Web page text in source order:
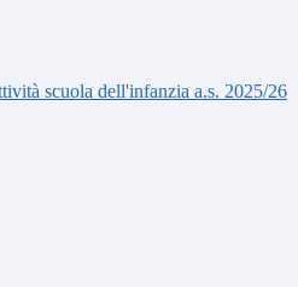
scuola dell'infanzia a.s. 2025/26